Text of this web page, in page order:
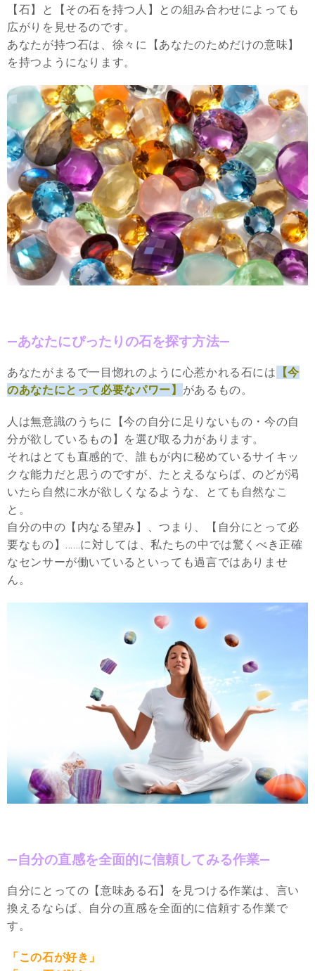
【石】と【その石を持つ人】との組み合わせによっても
広がりを見せるのです。
あなたが持つ石は、徐々に【あなたのためだけの意味】
を持つようになります。
—あなたにぴったりの石を探す方法—
あなたがまるで一目惚れのように心惹かれる石には 【今
のあなたにとって必要なパワー】 があるもの。
人は無意識のうちに【今の自分に足りないもの・今の自
分が欲しているもの】を選び取る力があります。
それはとても直感的で、誰もが内に秘めているサイキッ
クな能力だと思うのですが、たとえるならば、のどが渇
いたら自然に水が欲しくなるような、とても自然なこ
と。
自分の中の【内なる望み】、つまり、【自分にとって必
要なもの】……に対しては、私たちの中では驚くべき正確
なセンサーが働いているといっても過言ではありませ
ん。
—自分の直感を全面的に信頼してみる作業—
自分にとっての【意味ある石】を見つける作業は、言い
換えるならば、自分の直感を全面的に信頼する作業で
す。
「この石が好き」